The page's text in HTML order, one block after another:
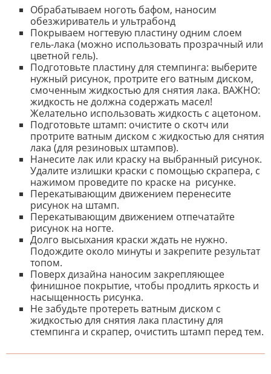
Обрабатываем ноготь бафом, наносим
обезжириватель и ультрабонд
Покрываем ногтевую пластину одним слоем
гель-лака (можно использовать прозрачный или
цветной гель).
Подготовьте пластину для стемпинга: выберите
нужный рисунок, протрите его ватным диском,
смоченным жидкостью для снятия лака. ВАЖНО:
жидкость не должна содержать масел!
Желательно использовать жидкость с ацетоном.
Подготовьте штамп: очистите о скотч или
протрите ватным диском с жидкостью для снятия
лака (для резиновых штампов).
Нанесите лак или краску на выбранный рисунок.
Удалите излишки краски с помощью скрапера, с
нажимом проведите по краске на рисунке.
Перекатывающим движением перенесите
рисунок на штамп.
Перекатывающим движением отпечатайте
рисунок на ногте.
Долго высыхания краски ждать не нужно.
Подождите около минуты и закрепите результат
топом.
Поверх дизайна наносим закрепляющее
финишное покрытие, чтобы продлить яркость и
насыщенность рисунка.
Не забудьте протереть ватным диском с
жидкостью для снятия лака пластину для
стемпинга и скрапер, очистить штамп перед тем.
К настоящему времени нет